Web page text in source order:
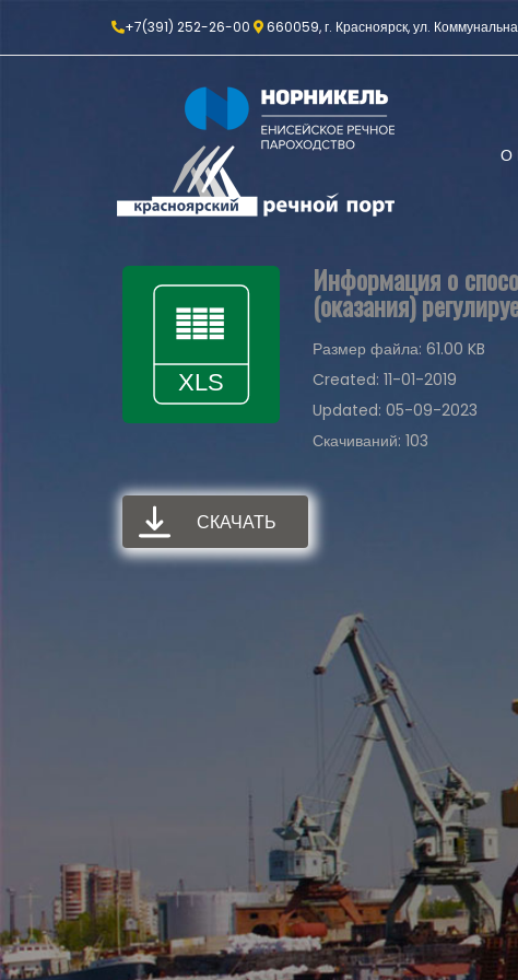
+7(391) 252-26-00 660059, г. Красноярск, ул.
О
Информация о
(оказания)
Размер файла: 61.00 KB
Created: 11-01-2019
Updated: 05-09-2023
Скачиваний: 103
СКАЧАТЬ